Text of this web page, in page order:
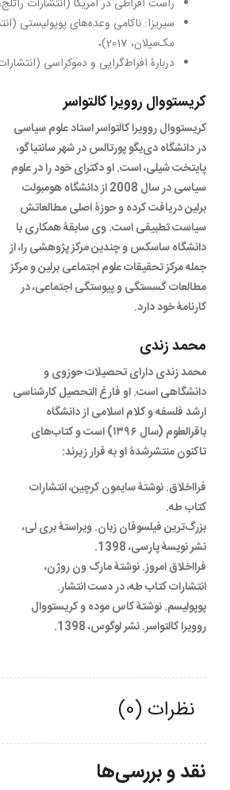
راست افراطی در آمریکا (انتشارات راتلج، 2018)،
سیریزا: ناکامی وعده‌های پوپولیستی
مک‌میلان، 2017)،
دربارۀ افراط‌گرایی و دموکراسی (انتشارات
کریستووال روویرا کالتواسر
کریستووال روویرا کالتواسر استاد علوم سیاسی
در دانشگاه دی‌یگو پورتالس در شهر سانتیاگو،
پایتخت شیلی، است. او دکترای خود را در علوم
سیاسی در سال 2008 از دانشگاه هومبولت
برلین دریافت کرده و حوزۀ اصلی مطالعاتش
سیاست تطبیقی است. وی سابقۀ همکاری با
دانشگاه ساسکس و چندین مرکز پژوهشی را، از
جمله مرکز تحقیقات علوم اجتماعی برلین و مرکز
مطالعات گسستگی و پیوستگی اجتماعی، در
کارنامۀ خود دارد.
محمد زندی
محمد زندی دارای تحصیلات حوزوی و
دانشگاهی است. او فارغ التحصیل کارشناسی
ارشد فلسفه و‌ کلام اسلامی از دانشگاه
باقرالعلوم (سال ۱۳۹۶) است و کتاب‌های
تاکنون منتشرشدۀ او به قرار زیرند:
فرااخلاق. نوشتۀ سایمون کرچین، انتشارات
کتاب طه.
بزرگ‌ترین فیلسوفان زبان. ویراستۀ بری لی،
نشر نویسۀ پارسی، 1398.
فرااخلاق امروز. نوشتۀ مارک ون روژن،
انتشارات کتاب طه، در دست انتشار.
پوپولیسم. نوشتۀ کاس موده و کریستووال
روویرا کالتواسر. نشر لوگوس، 1398.
نظرات (0)
نقد و بررسی‌ها